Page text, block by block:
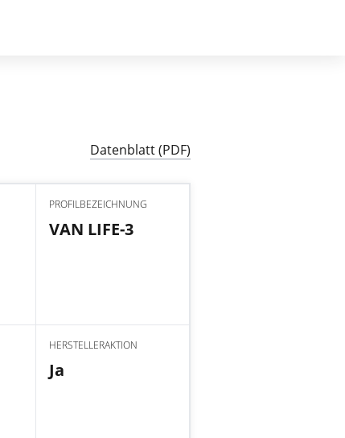
Datenblatt (PDF)
PROFILBEZEICHNUNG
VAN LIFE-3
HERSTELLERAKTION
Ja